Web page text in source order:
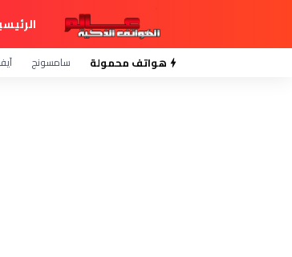
هواتف محمولة سامسونج